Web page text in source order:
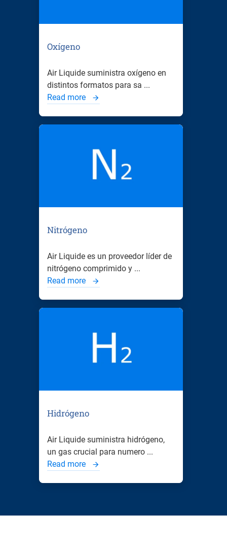
Oxígeno
Air Liquide suministra oxígeno en
distintos formatos para sa ...
Read more
Nitrógeno
Air Liquide es un proveedor líder de
nitrógeno comprimido y ...
Read more
Hidrógeno
Air Liquide suministra hidrógeno,
un gas crucial para numero ...
Read more